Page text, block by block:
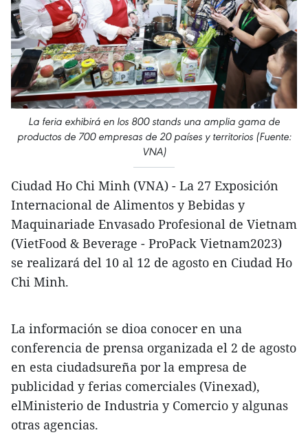
La feria exhibirá en los 800 stands una amplia gama de
productos de 700 empresas de 20 países y territorios (Fuente:
VNA)
Ciudad Ho Chi Minh (VNA) - La 27 Exposición
Internacional de Alimentos y Bebidas y
Maquinariade Envasado Profesional de Vietnam
(VietFood & Beverage - ProPack Vietnam2023)
se realizará del 10 al 12 de agosto en Ciudad Ho
Chi Minh.
La información se dioa conocer en una
conferencia de prensa organizada el 2 de agosto
en esta ciudadsureña por la empresa de
publicidad y ferias comerciales (Vinexad),
elMinisterio de Industria y Comercio y algunas
otras agencias.